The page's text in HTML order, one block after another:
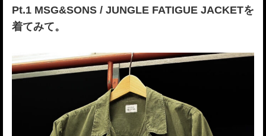
Pt.1 MSG&SONS / JUNGLE FATIGUE JACKETを
着てみて。